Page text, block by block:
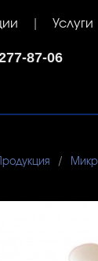
Услуги
87-06
Продукция